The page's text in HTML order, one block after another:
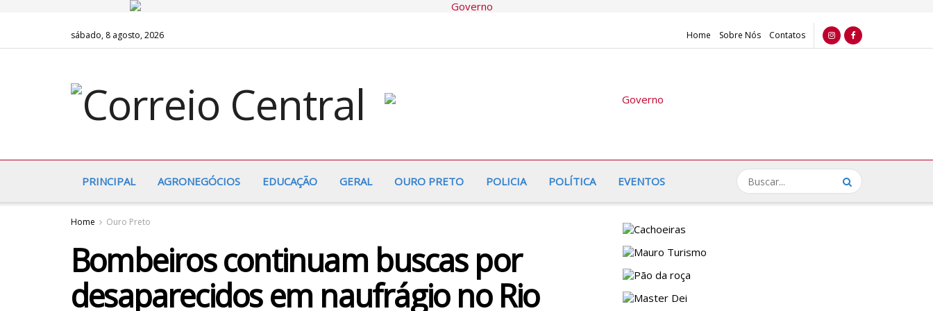
sábado, 8 agosto, 2026 Home Sobre Nós Contatos
PRINCIPAL AGRONEGÓCIOS EDUCAÇÃO GERAL OURO PRETO POLICIA POLÍTICA EVENTOS
Home Ouro Preto
Bombeiros continuam buscas por
desaparecidos em naufrágio no Rio